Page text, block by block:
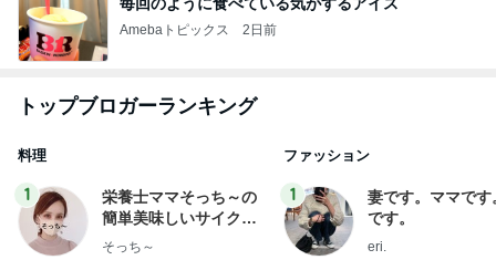
Amebaトピックス 2日前
トップブロガーランキング
料理
1
栄養士ママそっち～の
簡単美味しいサイクル
献立
そっち～
ファッション
1
妻です。ママです
です。
eri.